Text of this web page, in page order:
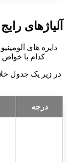
آلیاژهای
دایره های
کدام با
در زیر یک جدول
درجه